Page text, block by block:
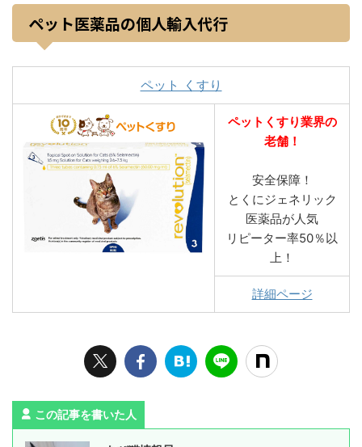
ペット医薬品の個人輸入代行
ペット くすり
ペットくすり業界の
老舗！
安全保障！
とくにジェネリック
医薬品が人気
リピーター率50％以
上！
詳細ページ
この記事を書いた人